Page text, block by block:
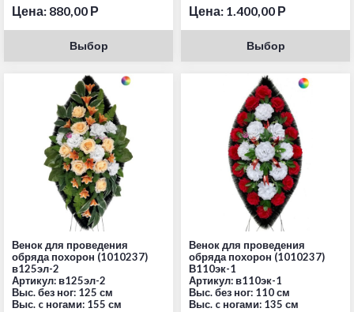
Цена: 880,00 Р
Выбор
Цена: 1.400,00 Р
Выбор
Венок для проведения
обряда похорон (1010237)
в125эл-2
Артикул: в125эл-2
Выс. без ног: 125 см
Выс. c ногами: 155 см
Венок для проведения
обряда похорон (1010237)
В110эк-1
Артикул: в110эк-1
Выс. без ног: 110 см
Выс. c ногами: 135 см